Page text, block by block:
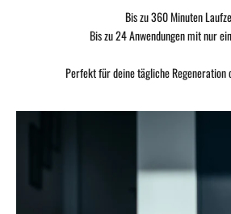
Bis zu 360 Minuten
Bis zu 24 Anwendungen mit nur
Perfekt für deine tägliche Regeneration